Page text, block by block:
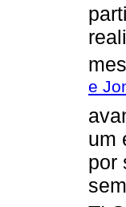
e
um
por